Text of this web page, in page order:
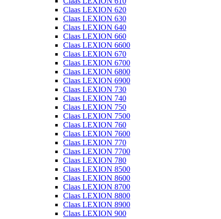
Claas LEXION 620
Claas LEXION 630
Claas LEXION 640
Claas LEXION 660
Claas LEXION 6600
Claas LEXION 670
Claas LEXION 6700
Claas LEXION 6800
Claas LEXION 6900
Claas LEXION 730
Claas LEXION 740
Claas LEXION 750
Claas LEXION 7500
Claas LEXION 760
Claas LEXION 7600
Claas LEXION 770
Claas LEXION 7700
Claas LEXION 780
Claas LEXION 8500
Claas LEXION 8600
Claas LEXION 8700
Claas LEXION 8800
Claas LEXION 8900
Claas LEXION 900